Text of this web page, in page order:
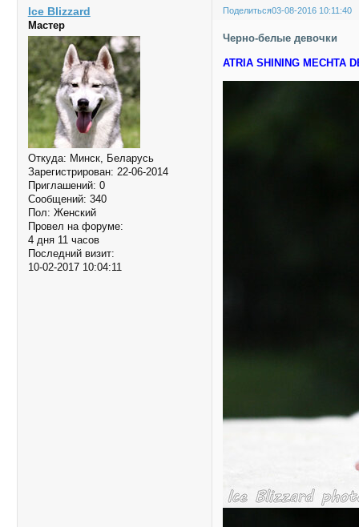
Поделиться03-08-2016 10:11:40
Ice Blizzard
Мастер
Откуда: Минск, Беларусь
Зарегистрирован: 22-06-2014
Приглашений: 0
Сообщений: 340
Пол: Женский
Провел на форуме:
4 дня 11 часов
Последний визит:
10-02-2017 10:04:11
Черно-белые девочки
ATRIA SHINING MECHTA